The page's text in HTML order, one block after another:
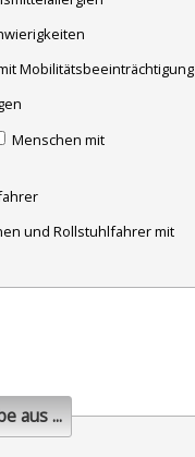
Mobilitätsbeeinträchtigung
Menschen mit
und Rollstuhlfahrer mit
aus ...